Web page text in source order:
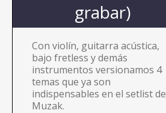
grabar)
Con violín, guitarra acústica,
bajo fretless y demás
instrumentos versionamos 4
temas que ya son
indispensables en el setlist de
Muzak.